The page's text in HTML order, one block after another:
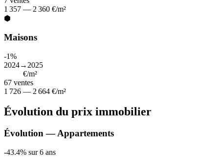
1 357 — 2 360 €/m²
⬢
Maisons
-1%
2024→2025
€/m²
67 ventes
1 726 — 2 664 €/m²
Évolution du prix immobilier
Évolution — Appartements
-43.4% sur 6 ans